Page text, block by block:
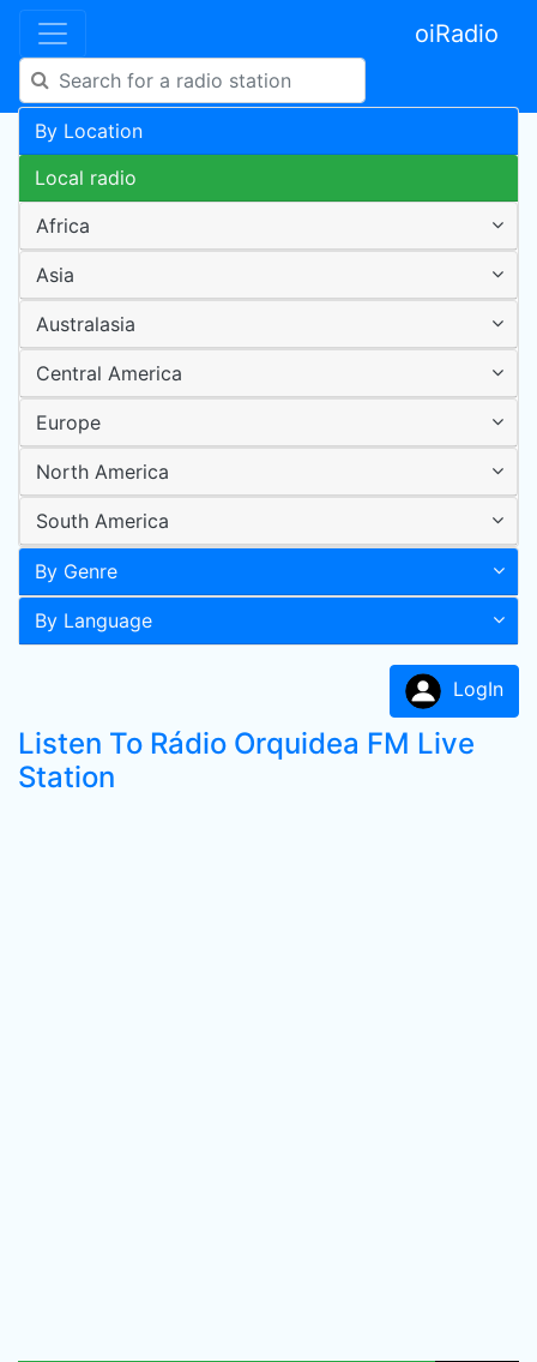
oiRadio
By Location
Local radio
Africa
Asia
Australasia
Central America
Europe
North America
South America
By Genre
By Language
LogIn
Listen To Rádio Orquidea FM Live
Station